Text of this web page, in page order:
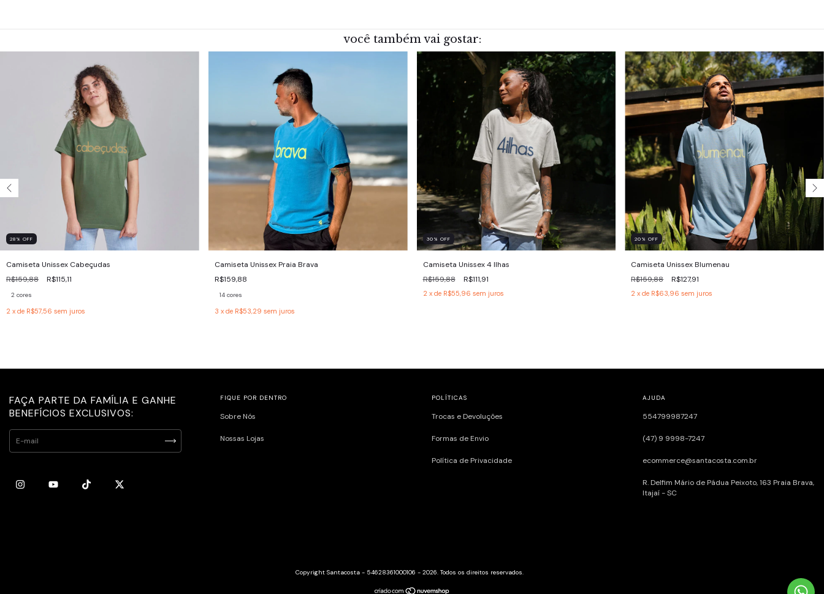
você também vai gostar:
28 % OFF
Camiseta Unissex Cabeçudas
R$159,88
R$115,11
2 cores
2 x de R$57,56 sem juros
Camiseta Unissex Praia Brava
R$159,88
14 cores
3 x de R$53,29 sem juros
30 % OFF
Camiseta Unissex 4 Ilhas
R$159,88
R$111,91
2 x de R$55,96 sem juros
20 %OFF
Camiseta Unissex Blumenau
R$159,88
R$127,91
2 x de R$63,96 sem juros
FAÇA PARTE DA FAMÍLIA E GANHE
BENEFÍCIOS EXCLUSIVOS:
FIQUE POR DENTRO
Sobre Nós
Nossas Lojas
POLÍTICAS
Trocas e Devoluções
Formas de Envio
Política de Privacidade
AJUDA
554799987247
(47) 9 9998-7247
ecommerce@santacosta.com.br
R. Delfim Mário de Pádua Peixoto, 163ㅤㅤㅤㅤㅤㅤㅤㅤㅤㅤㅤㅤ Praia Brava,
Itajaí - SC
Copyright Santacosta - 54628361000106 - 2026. Todos os direitos reservados.